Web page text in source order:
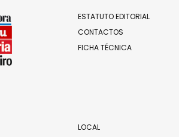
ESTATUTO EDITORIAL
CONTACTOS
FICHA TÉCNICA
LOCAL